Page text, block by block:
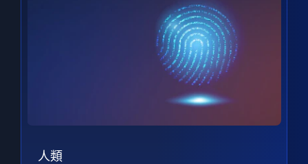
人類